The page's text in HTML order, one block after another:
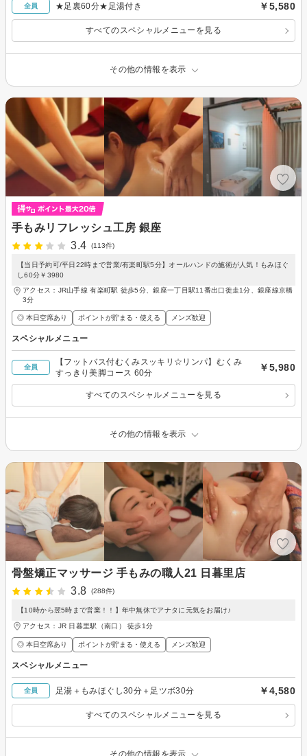
全員 ★足裏60分★足湯付き ￥5,580
すべてのスペシャルメニューを見る
その他の情報を表示
手もみリフレッシュ工房 銀座
3.4
(113件)
【当日予約可/平日22時まで営業/有楽町駅5分】オールハンドの施術が人気！もみほぐ
し60分￥3980
アクセス：JR山手線 有楽町駅 徒歩5分、銀座一丁目駅11番出口徙走1分、銀座線京橋
3分
◎ 本日空席あり ポイントが貯まる・使える メンズ歓迎
スペシャルメニュー
全員
【フットバス付むくみスッキリ☆リンパ】むくみ
すっきり美脚コース 60分
￥5,980
すべてのスペシャルメニューを見る
その他の情報を表示
骨盤矯正マッサージ 手もみの職人21 日暮里店
3.8
(288件)
【10時から翌5時まで営業！！】年中無休でアナタに元気をお届け♪
アクセス：JR 日暮里駅（南口） 徒歩1分
◎ 本日空席あり ポイントが貯まる・使える メンズ歓迎
スペシャルメニュー
全員 足湯＋もみほぐし30分＋足ツボ30分 ￥4,580
すべてのスペシャルメニューを見る